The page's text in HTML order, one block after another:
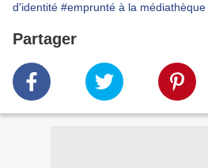
d'identité #emprunté à la médiathèque
Partager